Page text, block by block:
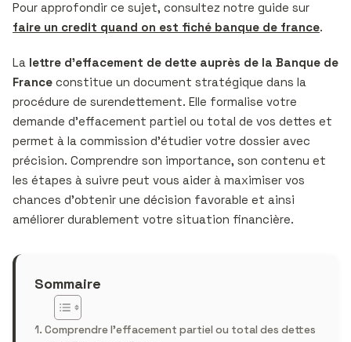
Pour approfondir ce sujet, consultez notre guide sur
faire un credit quand on est fiché banque de france.
La lettre d’effacement de dette auprès de la Banque de
France constitue un document stratégique dans la
procédure de surendettement. Elle formalise votre
demande d’effacement partiel ou total de vos dettes et
permet à la commission d’étudier votre dossier avec
précision. Comprendre son importance, son contenu et
les étapes à suivre peut vous aider à maximiser vos
chances d’obtenir une décision favorable et ainsi
améliorer durablement votre situation financière.
Sommaire
Comprendre l’effacement partiel ou total des dettes